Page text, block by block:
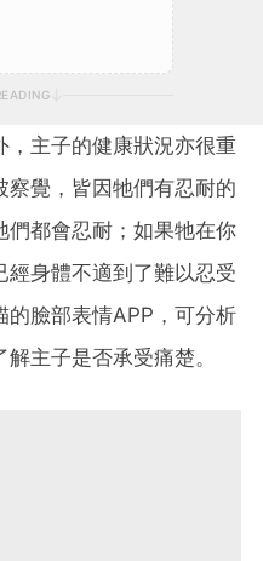
，主子的健康狀況亦很重
覺，皆因牠們有忍耐的
們都會忍耐；如果牠在你
身體不適到了難以忍受
的臉部表情APP，可分析
主子是否承受痛楚。